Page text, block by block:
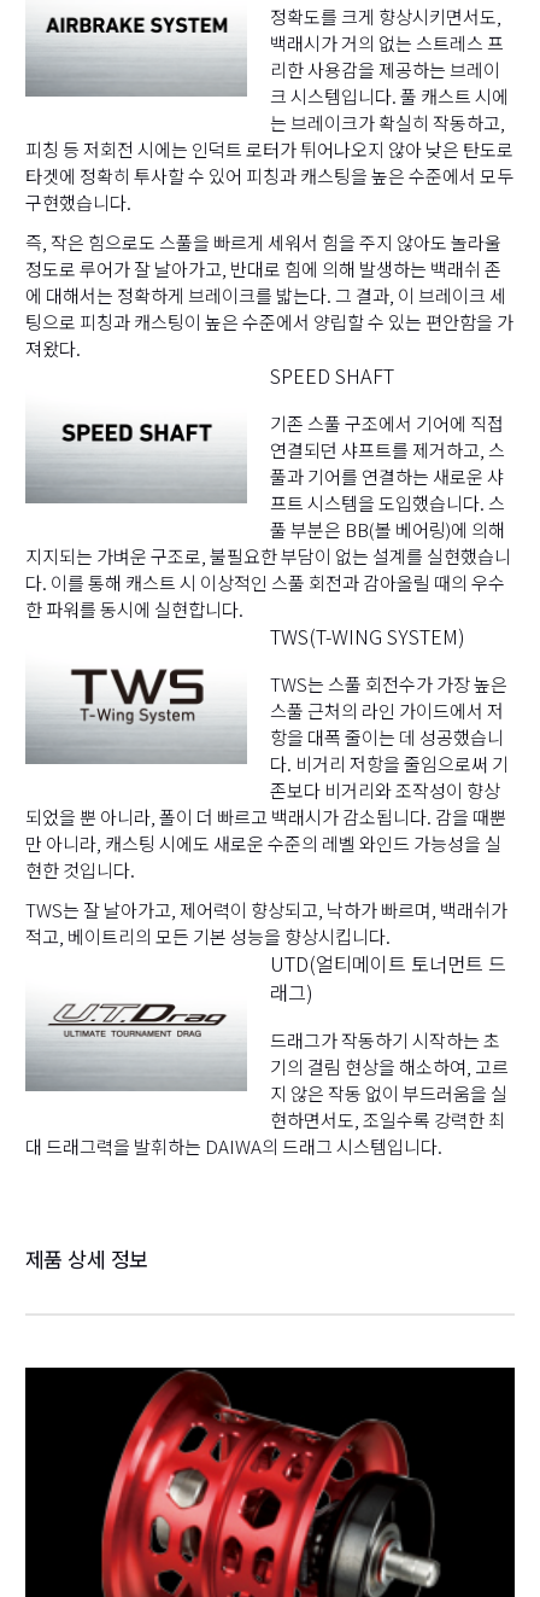
정확도를 크게 향상시키면서도,
백래시가 거의 없는 스트레스 프
리한 사용감을 제공하는 브레이
크 시스템입니다. 풀 캐스트 시에
는 브레이크가 확실히 작동하고,
피칭 등 저회전 시에는 인덕트 로터가 튀어나오지 않아 낮은 탄도로
타겟에 정확히 투사할 수 있어 피칭과 캐스팅을 높은 수준에서 모두
구현했습니다.
즉, 작은 힘으로도 스풀을 빠르게 세워서 힘을 주지 않아도 놀라울
정도로 루어가 잘 날아가고, 반대로 힘에 의해 발생하는 백래쉬 존
에 대해서는 정확하게 브레이크를 밟는다. 그 결과, 이 브레이크 세
팅으로 피칭과 캐스팅이 높은 수준에서 양립할 수 있는 편안함을 가
져왔다.
SPEED SHAFT
기존 스풀 구조에서 기어에 직접
연결되던 샤프트를 제거하고, 스
풀과 기어를 연결하는 새로운 샤
프트 시스템을 도입했습니다. 스
풀 부분은 BB(볼 베어링)에 의해
지지되는 가벼운 구조로, 불필요한 부담이 없는 설계를 실현했습니
다. 이를 통해 캐스트 시 이상적인 스풀 회전과 감아올릴 때의 우수
한 파워를 동시에 실현합니다.
TWS(T-WING SYSTEM)
TWS는 스풀 회전수가 가장 높은
스풀 근처의 라인 가이드에서 저
항을 대폭 줄이는 데 성공했습니
다. 비거리 저항을 줄임으로써 기
존보다 비거리와 조작성이 향상
되었을 뿐 아니라, 폴이 더 빠르고 백래시가 감소됩니다. 감을 때뿐
만 아니라, 캐스팅 시에도 새로운 수준의 레벨 와인드 가능성을 실
현한 것입니다.
TWS는 잘 날아가고, 제어력이 향상되고, 낙하가 빠르며, 백래쉬가
적고, 베이트리의 모든 기본 성능을 향상시킵니다.
UTD(얼티메이트 토너먼트 드
래그)
드래그가 작동하기 시작하는 초
기의 걸림 현상을 해소하여, 고르
지 않은 작동 없이 부드러움을 실
현하면서도, 조일수록 강력한 최
대 드래그력을 발휘하는 DAIWA의 드래그 시스템입니다.
제품 상세 정보